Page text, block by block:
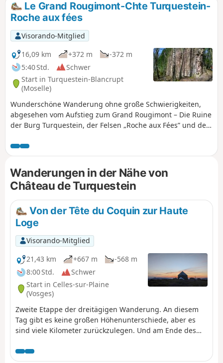
Le Grand Rougimont-Chte Turquestein-
Roche aux fées
Visorando-Mitglied
16,09 km
+372 m
-372 m
5:40 Std.
Schwer
Start in Turquestein-Blancrupt
(Moselle)
Wunderschöne Wanderung ohne große Schwierigkeiten,
abgesehen vom Aufstieg zum Grand Rougimont – Die Ruine
der Burg Turquestein, der Felsen „Roche aux Fées” und der
Mittelalter. Anmerkung des Moderators vom 23.08.2021:
Diese Wanderung wird in Kürze verboten sein, da sie über
Privatgrundstücke führt. Siehe Kommentare am Ende dieser
Seite.
Wanderungen in der Nähe von
Château de Turquestein
Von der Tête du Coquin zur Haute
Loge
Visorando-Mitglied
21,43 km
+667 m
-568 m
8:00 Std.
Schwer
Start in Celles-sur-Plaine
(Vosges)
Zweite Etappe der dreitägigen Wanderung. An diesem
Tag gibt es keine großen Höhenunterschiede, aber es
sind viele Kilometer zurückzulegen. Und am Ende des
Stoppelfeldern aus, das die Mühe wert ist.